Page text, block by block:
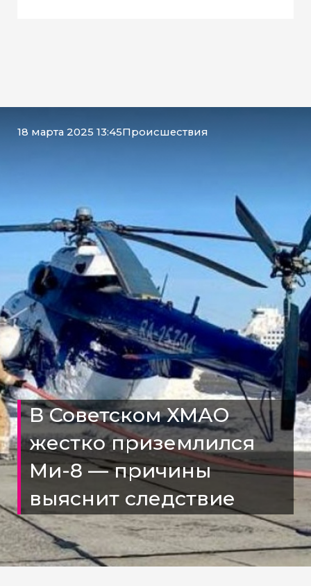
18 марта 2025 13:45Происшествия
В Советском ХМАО
жестко приземлился
Ми-8 — причины
выяснит следствие